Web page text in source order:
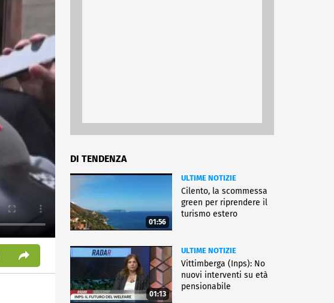
DI TENDENZA
01:56
ULTIME NOTIZIE
Cilento, la scommessa
green per riprendere il
turismo estero
01:13
ULTIME NOTIZIE
Vittimberga (Inps): No
nuovi interventi su età
pensionabile